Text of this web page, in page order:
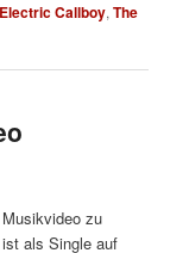
Electric Callboy,The
zu
als Single auf